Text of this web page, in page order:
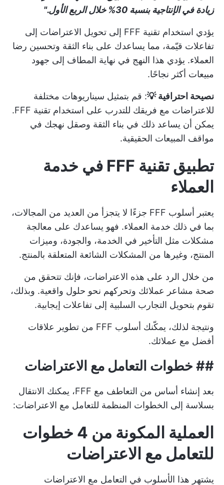
زيادة في الإنتاجية بنسبة 30% خلال الربع الأول."
يؤدي استخدام تقنية FFF إلى تحويل الاعتراضات إلى
تفاعلات قيّمة، مما يساعدك على بناء الثقة وتحسين رضا
العملاء. يؤدي هذا النهج في نهاية المطاف إلى جهود
مبيعات أكثر نجاحًا.
نصيحة احترافية 💡: قم بتمثيل سيناريوهات مختلفة
للاعتراضات مع فريقك للتدرب على استخدام تقنية FFF.
يمكن أن يساعد ذلك في بناء الثقة وصقل نهجك في
مواقف المبيعات الحقيقية.
تطبيق تقنية FFF في خدمة
العملاء
يعتبر أسلوب FFF جزءًا لا يتجزأ من العديد من المجالات،
بما في ذلك خدمة العملاء. فهو يساعدك على معالجة
مشكلات مثل التأخير في الخدمة، والجودة، وميزات
المنتج، وغيرها من المشكلات الشائعة المتعلقة بالمنتج.
من خلال الرد على هذه الاعتراضات، فإنك تتحقق من
صحة مشاعر عملائك وتحركهم نحو حلول واقعية. وبذلك،
تقوم بتحويل التجارب السلبية إلى تفاعلات إيجابية.
ونتيجة لذلك، يمكّنك أسلوب FFF من تطوير علاقات
أفضل مع عملائك.
## خطوات التعامل مع الاعتراضات
بعد إنشاء أساس من التعاطف مع FFF، يمكنك الانتقال
بسلاسة إلى الخطوات المنظمة للتعامل مع الاعتراضات:
العملية المكونة من 4 خطوات
للتعامل مع الاعتراضات
يشتهر هذا الأسلوب في التعامل مع الاعتراضات